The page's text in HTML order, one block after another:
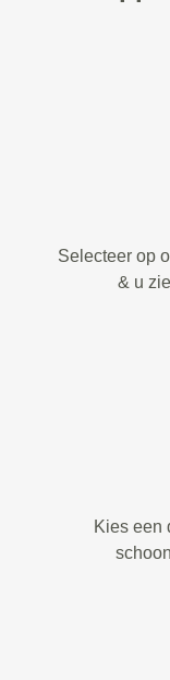
Selecteer op
& u
Kies een